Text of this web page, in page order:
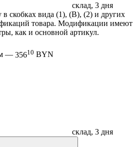
склад, 3 дня
скобках вида (1), (B), (2) и других
товара. Модификации имеют
как и основной артикул.
м — 35610 BYN
склад, 3 дня